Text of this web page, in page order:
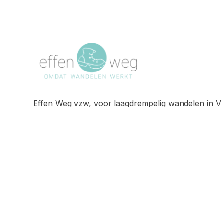
Effen Weg vzw, voor laagdrempelig wandelen in